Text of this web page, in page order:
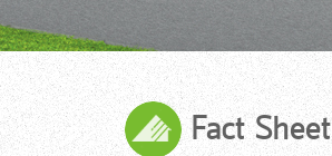
Fact Sheet